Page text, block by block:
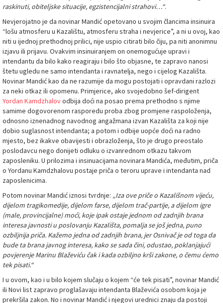
raskinuti, obiteljske situacije, egzistencijalni strahovi…“.
Nevjerojatno je da novinar Mandić opetovano u svojim člancima insinuira
“lošu atmosferu u Kazalištu, atmosferu straha i nevjerice”, a ni u ovoj, kao
niti u ijednoj prethodnoj prilici, nije uspio citirati bilo čiju, pa niti anonimnu
izjavu ili prijavu. Ovakvim insinuiranjem on onemogućuje upravi i
intendantu da bilo kako reagiraju i bilo što objasne, te zapravo nanosi
štetu ugledu ne samo intendanta i ravnatelja, nego i cijelog Kazališta.
Novinar Mandić kao da ne razumije da mogu postojati i opravdani razlozi
za neki otkaz ili opomenu. Primjerice, ako svojedobno šef-dirigent
Yordan Kamdzhalovodbija doći na posao prema prethodno s njime
samime dogovorenom rasporedu proba zbog promjene raspoloženja,
odnosno iznenadnog navodnog angažmana izvan Kazališta za koji nije
dobio suglasnost intendanta; a potom i odbije uopće doći na radno
mjesto, bez ikakve obavijesti i obrazloženja, što je drugo preostalo
poslodavcu nego donijeti odluku o izvanrednom otkazu takvom
zaposleniku. U prilozima i insinuacijama novinara Mandića, međutim, priča
o Yordanu Kamdzhalovu postaje priča o teroru uprave i intendanta nad
zaposlenicima.
Potom novinar Mandić iznosi tvrdnje: „Iza ove priče o Kazališnom vijeću,
dijelom tragikomedije, dijelom farse, dijelom trač-partije, a dijelom igre
(male, provincijalne) moći, koje ipak ostaje jednom od zadnjih brana
interesa javnosti u poslovanju Kazališta, pomalja se još jedna, puno
ozbiljnija priča. Kažemo jedna od zadnjih brana, jer Osnivač je od toga da
bude ta brana javnog interesa, kako se sada čini, odustao, poklanjajući
povjerenje Marinu Blaževiću čak i kada ozbiljno krši zakone, o čemu ćemo
tek pisati.“
I u ovom, kao i u bilo kojem slučaju o kojem “će tek pisati”, novinar Mandić
ili Novi list zapravo proglašavaju intendanta Blaževića osobom koja je
prekršila zakon. No i novinar Mandić i njegovi urednici znaju da postoji